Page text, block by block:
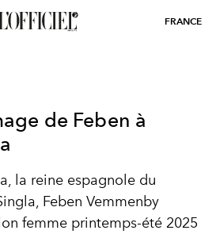
FRANCE
de Feben à
la reine espagnole du
Feben Vemmenby
femme printemps-été 2025